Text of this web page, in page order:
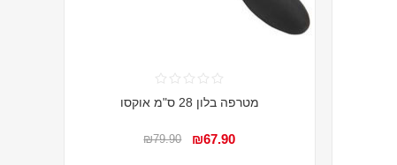
מטרפה בלון 28 ס"מ אוקסו
₪67.90
₪79.90